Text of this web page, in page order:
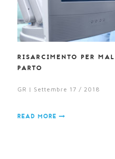
RISARCIMENTO PER
PARTO
GR | Settembre 17 / 2018
READ MORE